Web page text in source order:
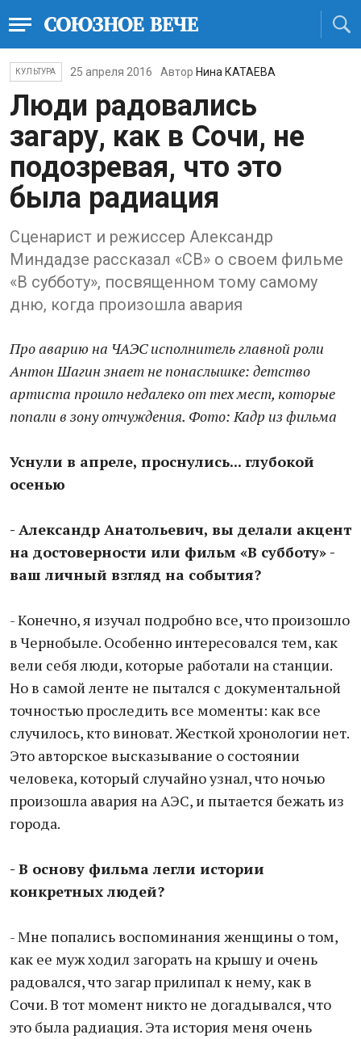
КУЛЬТУРА 25 апреля 2016 Автор Нина КАТАЕВА
Люди радовались
загару, как в Сочи, не
подозревая, что это
была радиация
Сценарист и режиссер Александр
Миндадзе рассказал «СВ» о своем фильме
«В субботу», посвященном тому самому
дню, когда произошла авария
Про аварию на ЧАЭС исполнитель главной роли
Антон Шагин знает не понаслышке: детство
артиста прошло недалеко от тех мест, которые
попали в зону отчуждения. Фото: Кадр из фильма
Уснули в апреле, проснулись... глубокой
осенью
- Александр Анатольевич, вы делали акцент
на достоверности или фильм «В субботу» -
ваш личный взгляд на события?
- Конечно, я изучал подробно все, что произошло
в Чернобыле. Особенно интересовался тем, как
вели себя люди, которые работали на станции.
Но в самой ленте не пытался с документальной
точностью проследить все моменты: как все
случилось, кто виноват. Жесткой хронологии нет.
Это авторское высказывание о состоянии
человека, который случайно узнал, что ночью
произошла авария на АЭС, и пытается бежать из
города.
- В основу фильма легли истории
конкретных людей?
- Мне попались воспоминания женщины о том,
как ее муж ходил загорать на крышу и очень
радовался, что загар прилипал к нему, как в
Сочи. В тот момент никто не догадывался, что
это была радиация. Эта история меня очень